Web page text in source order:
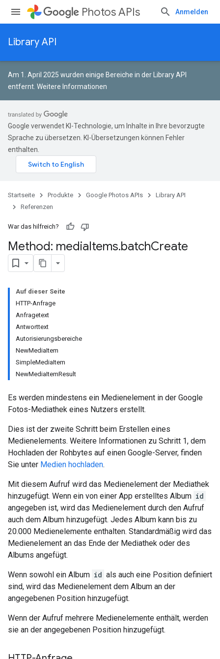
Photos APIs Anmelden
Library API
Am 1. April 2025 wurden einige Bereiche in der Library API
entfernt. Weitere Informationen
Google verwendet KI-Technologie, um Inhalte in Ihre bevorzugte
Sprache zu übersetzen. KI-Übersetzungen können Fehler
enthalten.
Startseite Produkte Google Photos APIs
Library API
Referenzen
War das hilfreich?
Method: mediaItems.batchCreate
Auf dieser Seite
HTTP-Anfrage
Anfragetext
Antworttext
Autorisierungsbereiche
NewMediaItem
SimpleMediaItem
NewMediaItemResult
Es werden mindestens ein Medienelement in der Google
Fotos-Mediathek eines Nutzers erstellt.
Dies ist der zweite Schritt beim Erstellen eines
Medienelements. Weitere Informationen zu Schritt 1, dem
Hochladen der Rohbytes auf einen Google-Server, finden
Sie unter Medien hochladen.
Mit diesem Aufruf wird das Medienelement der Mediathek
hinzugefügt. Wenn ein von einer App erstelltes Album id
angegeben ist, wird das Medienelement durch den Aufruf
auch dem Album hinzugefügt. Jedes Album kann bis zu
20.000 Medienelemente enthalten. Standardmäßig wird das
Medienelement an das Ende der Mediathek oder des
Albums angefügt.
Wenn sowohl ein Album id als auch eine Position definiert
sind, wird das Medienelement dem Album an der
angegebenen Position hinzugefügt.
Wenn der Aufruf mehrere Medienelemente enthält, werden
sie an der angegebenen Position hinzugefügt.